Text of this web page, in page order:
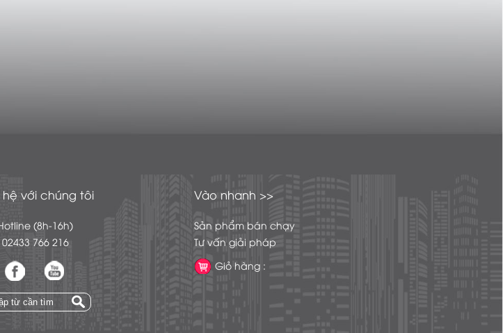
hệ với chúng tôi
(8h-16h)
02433 766 216
Vào nhanh >>
Sản phẩm bán chạy
Tư vấn giải pháp
Giỏ hàng :